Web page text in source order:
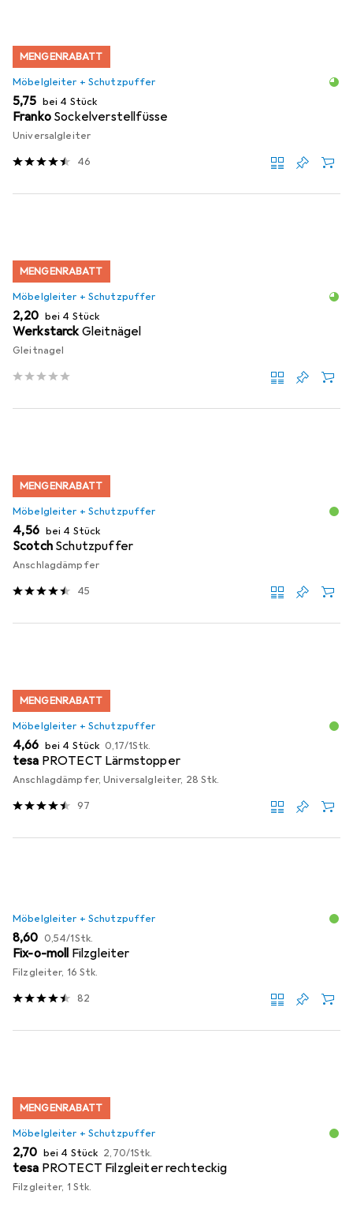
MENGENRABATT
Möbelgleiter + Schutzpuffer
EUR
5,75 bei 4 Stück
Franko Sockelverstellfüsse
Universalgleiter
46
MENGENRABATT
Möbelgleiter + Schutzpuffer
EUR
2,20 bei 4 Stück
WerkstarckGleitnägel
Gleitnagel
MENGENRABATT
Möbelgleiter + Schutzpuffer
EUR
4,56 bei 4 Stück
Scotch Schutzpuffer
Anschlagdämpfer
45
MENGENRABATT
Möbelgleiter + Schutzpuffer
EUR
4,66 bei 4 Stück EUR
0,17/1Stk.
tesa PROTECT Lärmstopper
Anschlagdämpfer, Universalgleiter, 28 Stk.
97
Möbelgleiter + Schutzpuffer
EUR
8,60 EUR
0,54/1Stk.
Fix-o-moll Filzgleiter
Filzgleiter, 16 Stk.
82
MENGENRABATT
Möbelgleiter + Schutzpuffer
EUR
2,70 bei 4 Stück EUR
2,70/1Stk.
tesa PROTECT Filzgleiter rechteckig
Filzgleiter, 1 Stk.